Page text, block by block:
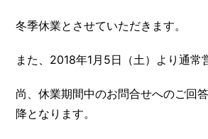
冬季休業とさせていただきます。
また、2018年1月5日（土）より通常
尚、休業期間中のお問合せへのご回
降となります。